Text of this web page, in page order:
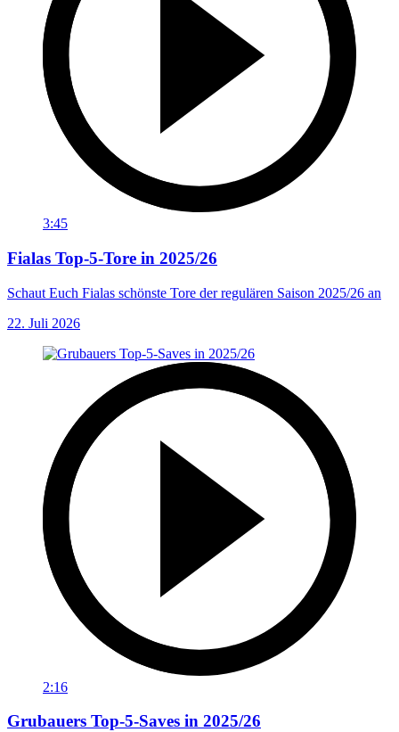
3:45
Fialas Top-5-Tore in 2025/26
Schaut Euch Fialas schönste Tore der regulären Saison 2025/26 an
22. Juli 2026
2:16
Grubauers Top-5-Saves in 2025/26